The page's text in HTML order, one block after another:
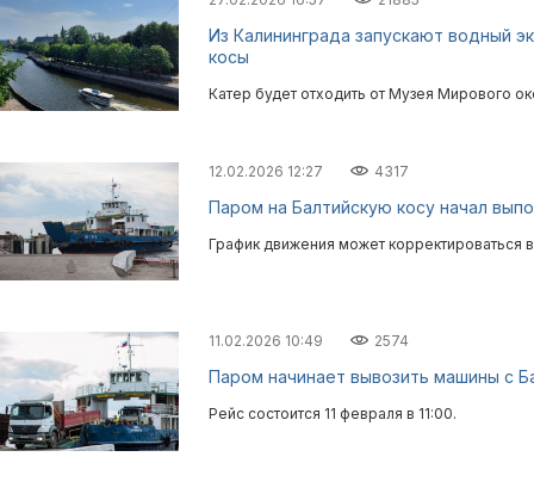
Из Калининграда запускают водный
косы
Катер будет отходить от Музея Мирового
12.02.2026 12:27 4317
Паром на Балтийскую косу начал
График движения может корректироваться
11.02.2026 10:49 2574
Паром начинает вывозить машины с
Рейс состоится 11 февраля в 11:00.